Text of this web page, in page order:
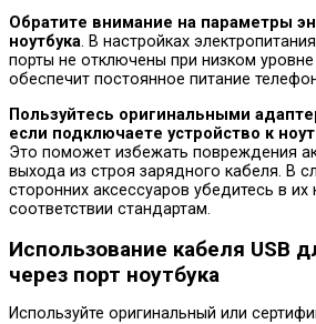
Обратите внимание на параметры
ноутбука. В настройках
порты не отключены при низком
обеспечит постоянное питание
Пользуйтесь оригинальными
если подключаете устройство к
Это поможет избежать повреждения
выхода из строя зарядного кабеля. В
сторонних аксессуаров убедитесь в их
соответствии стандартам.
Использование кабеля USB
через порт ноутбука
Используйте оригинальный или